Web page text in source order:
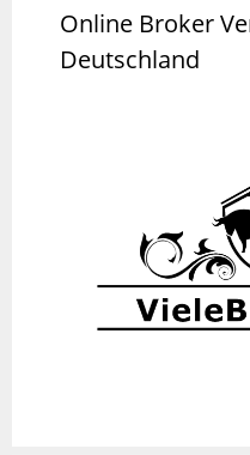
Online Broker
Deutschland